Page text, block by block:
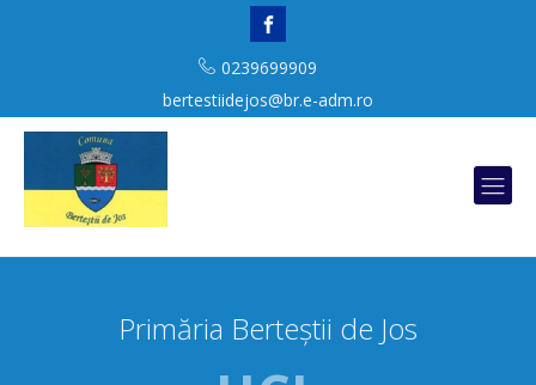
0239699909
bertestiidejos@br.e-adm.ro
Primăria Berteștii de Jos